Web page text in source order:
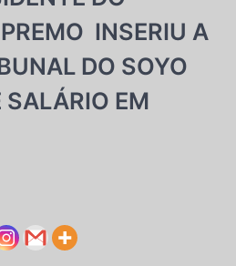
INSERIU A
DO SOYO
EM